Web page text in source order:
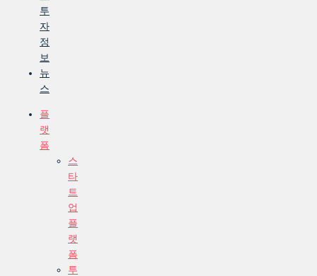
투
자
정
보
뉴
스
플
랫
폼
스
타
트
업
플
랫
폼
투